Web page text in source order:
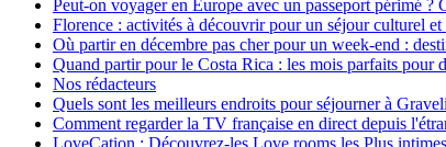
Peut-on voyager en Europe avec un passeport périmé ?
Florence : activités à découvrir pour un séjour culturel
Où partir en décembre pas cher pour un week-end :
Quand partir pour le Costa Rica : les mois parfaits pour
Nos rédacteurs
Quels sont les meilleurs endroits pour séjourner à
Comment regarder la TV française en direct depuis
LoveCation : Découvrez-les Love rooms les Plus